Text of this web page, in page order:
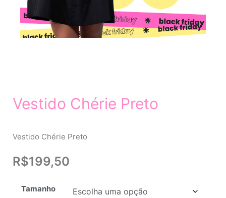
Vestido Chérie Preto
Vestido Chérie Preto
R$199,50
Tamanho